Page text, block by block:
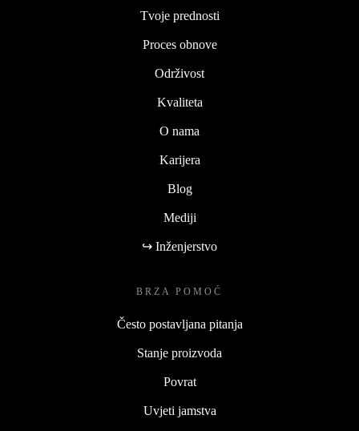
Tvoje prednosti
Proces obnove
Održivost
Kvaliteta
O nama
Karijera
Blog
Mediji
↪ Inženjerstvo
BRZA POMOĆ
Često postavljana pitanja
Stanje proizvoda
Povrat
Uvjeti jamstva